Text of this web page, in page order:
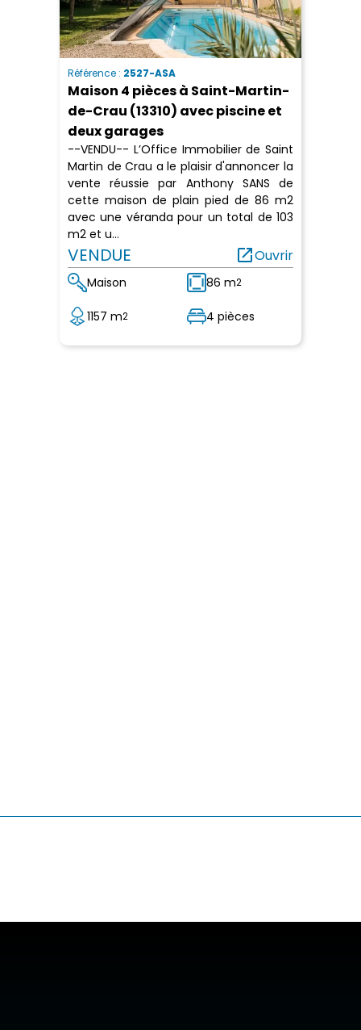
Référence : 2527-ASA
Maison 4 pièces à Saint-Martin-
de-Crau (13310) avec piscine et
deux garages
--VENDU-- L’Office Immobilier de Saint
Martin de Crau a le plaisir d'annoncer la
vente réussie par Anthony SANS de
cette maison de plain pied de 86 m2
avec une véranda pour un total de 103
m2 et u...
VENDUE open_in_newOuvrir
Maison 86 m2
1157 m2 4 pièces